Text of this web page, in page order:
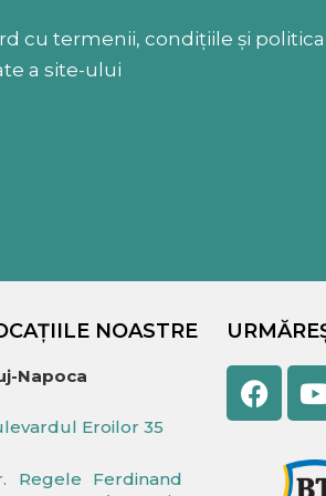
cu termenii, condițiile și
a site-ului
NOASTRE
Napoca
Eroilor 35
Regele Ferdinand